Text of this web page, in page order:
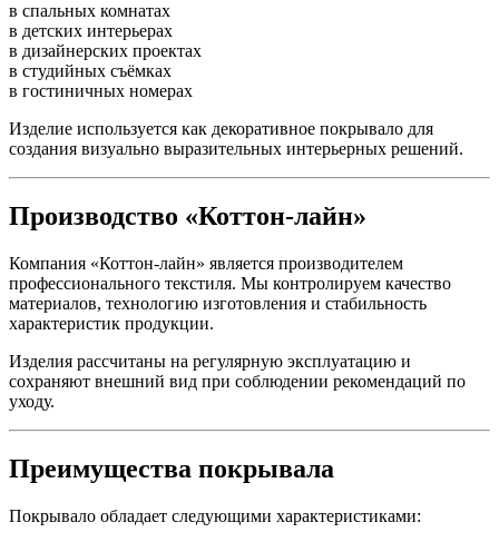
в спальных комнатах
в детских интерьерах
в дизайнерских проектах
в студийных съёмках
в гостиничных номерах
Изделие используется как декоративное покрывало для
создания визуально выразительных интерьерных решений.
Производство «Коттон-лайн»
Компания «Коттон-лайн» является производителем
профессионального текстиля. Мы контролируем качество
материалов, технологию изготовления и стабильность
характеристик продукции.
Изделия рассчитаны на регулярную эксплуатацию и
сохраняют внешний вид при соблюдении рекомендаций по
уходу.
Преимущества покрывала
Покрывало обладает следующими характеристиками: